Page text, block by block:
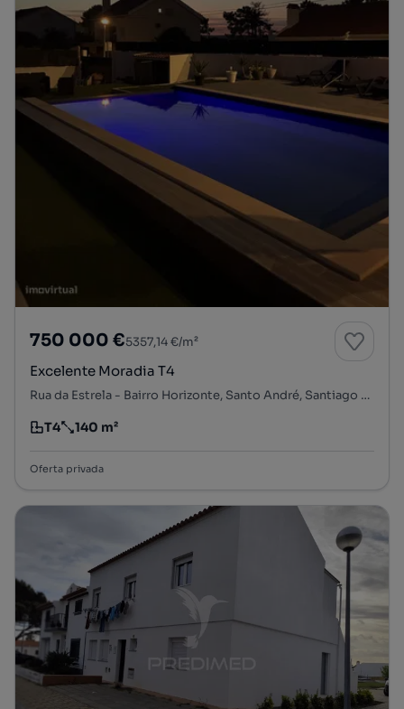
750 000 €5357,14 €/m²
Excelente Moradia T4
Rua da Estrela - Bairro Horizonte, Santo André, Santiago do Cacém, Setúbal
Tipologia
T4
Preço por metro quadrado
140 m²
Oferta privada